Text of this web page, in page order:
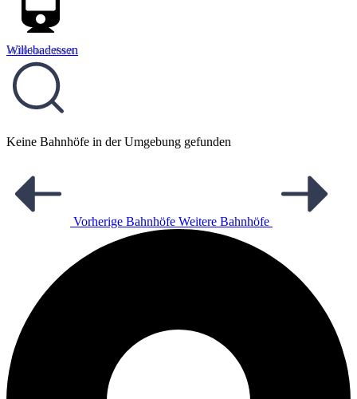
Willebadessen
16,16 km entfernt
Keine Bahnhöfe in der Umgebung gefunden
Vorherige Bahnhöfe Weitere Bahnhöfe